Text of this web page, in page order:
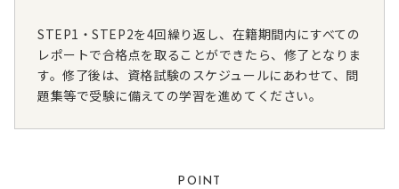
STEP1・STEP2を4回繰り返し、在籍期間内にすべての
レポートで合格点を取ることができたら、修了となりま
す。修了後は、資格試験のスケジュールにあわせて、問
題集等で受験に備えての学習を進めてください。
POINT